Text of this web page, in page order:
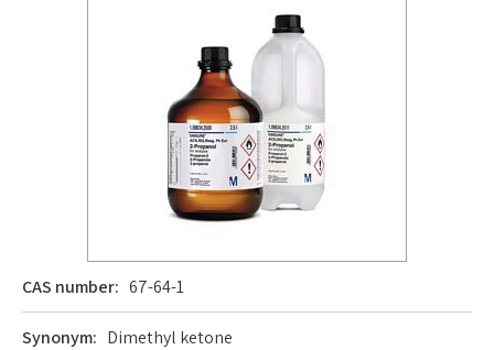
CAS number: 67-64-1
Synonym: Dimethyl ketone